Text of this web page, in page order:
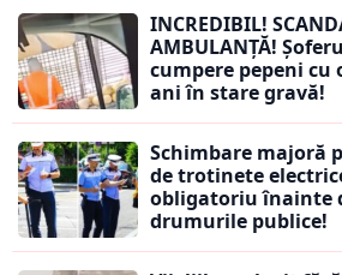
INCREDIBIL!
AMBULANȚĂ!
cumpere pepeni cu
ani în stare gravă!
Schimbare majoră
de trotinete
obligatoriu înainte
drumurile publice!